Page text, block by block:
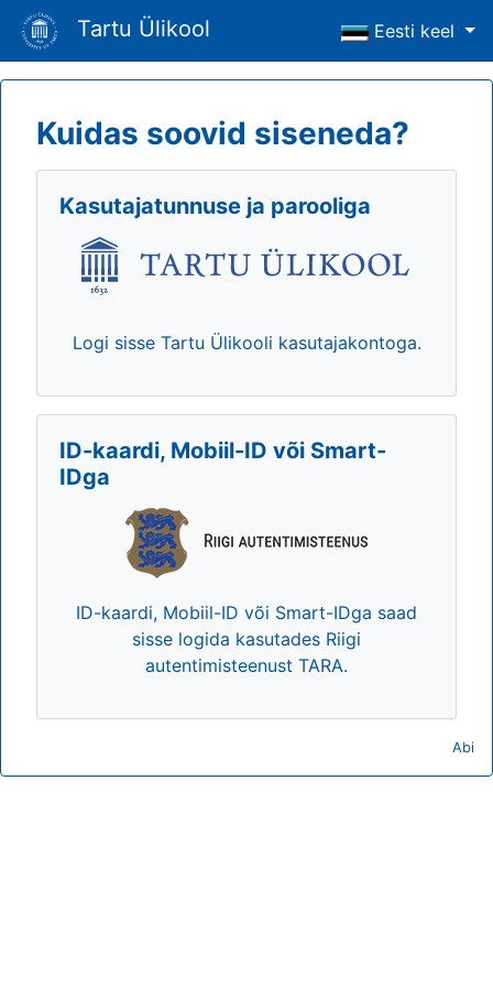
Tartu Ülikool Eesti keel
Kuidas soovid siseneda?
Kasutajatunnuse ja parooliga
Logi sisse Tartu Ülikooli kasutajakontoga.
ID-kaardi, Mobiil-ID või Smart-
IDga
ID-kaardi, Mobiil-ID või Smart-IDga saad
sisse logida kasutades Riigi
autentimisteenust TARA.
Abi